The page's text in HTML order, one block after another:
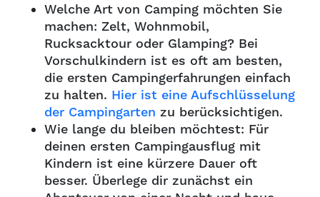
Welche Art von Camping möchten Sie
machen: Zelt, Wohnmobil,
Rucksacktour oder Glamping? Bei
Vorschulkindern ist es oft am besten,
die ersten Campingerfahrungen einfach
zu halten. Hier ist eine Aufschlüsselung
der Campingarten zu berücksichtigen.
Wie lange du bleiben möchtest: Für
deinen ersten Campingausflug mit
Kindern ist eine kürzere Dauer oft
besser. Überlege dir zunächst ein